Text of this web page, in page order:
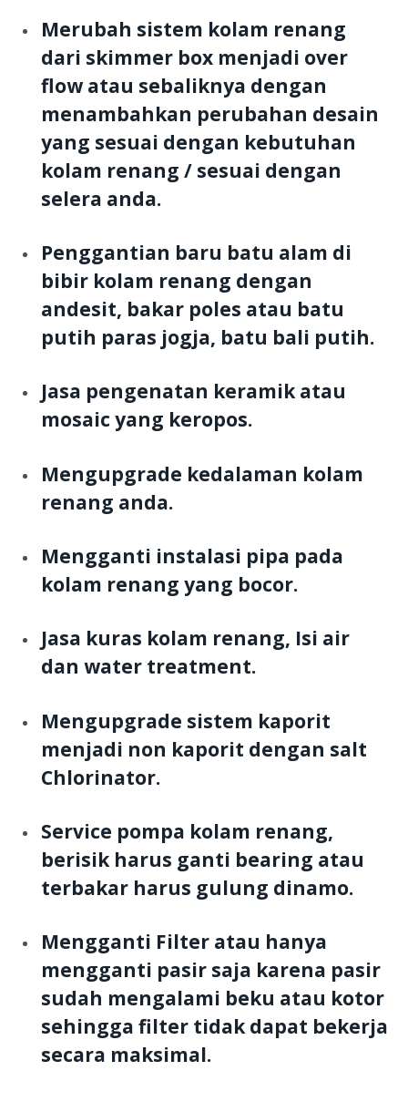
Merubah sistem kolam renang
dari skimmer box menjadi over
flow atau sebaliknya dengan
menambahkan perubahan desain
yang sesuai dengan kebutuhan
kolam renang / sesuai dengan
selera anda.
Penggantian baru batu alam di
bibir kolam renang dengan
andesit, bakar poles atau batu
putih paras jogja, batu bali putih.
Jasa pengenatan keramik atau
mosaic yang keropos.
Mengupgrade kedalaman kolam
renang anda.
Mengganti instalasi pipa pada
kolam renang yang bocor.
Jasa kuras kolam renang, Isi air
dan water treatment.
Mengupgrade sistem kaporit
menjadi non kaporit dengan salt
Chlorinator.
Service pompa kolam renang,
berisik harus ganti bearing atau
terbakar harus gulung dinamo.
Mengganti Filter atau hanya
mengganti pasir saja karena pasir
sudah mengalami beku atau kotor
sehingga filter tidak dapat bekerja
secara maksimal.